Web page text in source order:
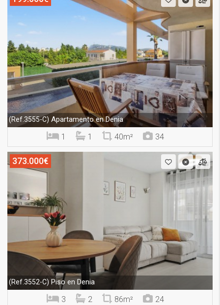
(Ref.3555-C) Apartamento en Denia
1 1 40m² 34
373.000€
(Ref.3552-C) Piso en Denia
3 2 86m² 24